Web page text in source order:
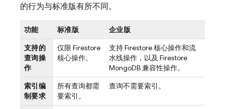
的行为与标准版有所不同。
功能 标准版
企业版
支持的
查询操
作
仅限 Firestore
核心操作。
支持 Firestore 核心操作和流
水线操作，以及 Firestore
MongoDB 兼容性操作。
索引编
制要求
所有查询都需
要索引。
查询不需要索引。